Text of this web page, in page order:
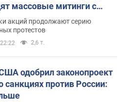
массовые митинги с
Фото и видео
акций продолжают серию
протестов
2,6 т.
одобрил законопроект
санкциях против России: